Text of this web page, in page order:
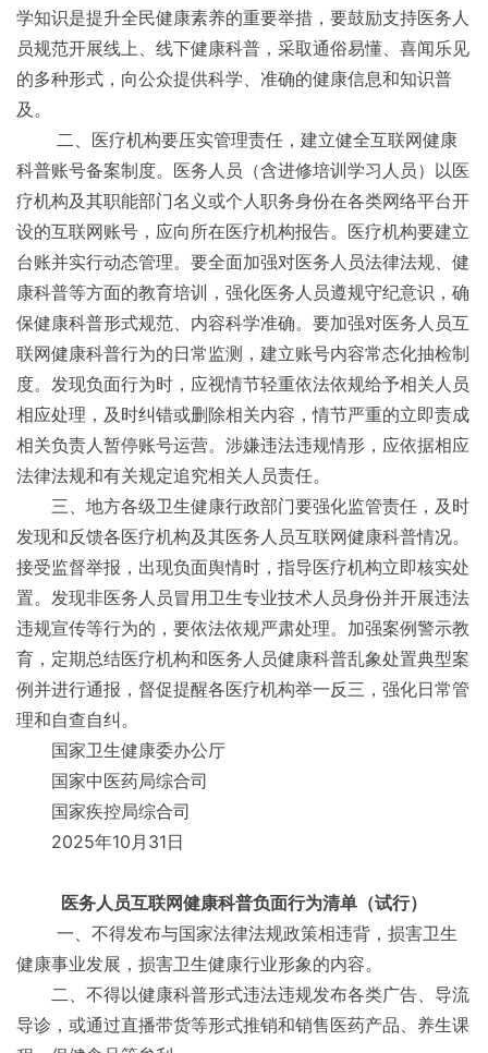
学知识是提升全民健康素养的重要举措，要鼓励支持医务人
员规范开展线上、线下健康科普，采取通俗易懂、喜闻乐见
的多种形式，向公众提供科学、准确的健康信息和知识普
及。
二、医疗机构要压实管理责任，建立健全互联网健康
科普账号备案制度。医务人员（含进修培训学习人员）以医
疗机构及其职能部门名义或个人职务身份在各类网络平台开
设的互联网账号，应向所在医疗机构报告。医疗机构要建立
台账并实行动态管理。要全面加强对医务人员法律法规、健
康科普等方面的教育培训，强化医务人员遵规守纪意识，确
保健康科普形式规范、内容科学准确。要加强对医务人员互
联网健康科普行为的日常监测，建立账号内容常态化抽检制
度。发现负面行为时，应视情节轻重依法依规给予相关人员
相应处理，及时纠错或删除相关内容，情节严重的立即责成
相关负责人暂停账号运营。涉嫌违法违规情形，应依据相应
法律法规和有关规定追究相关人员责任。
三、地方各级卫生健康行政部门要强化监管责任，及时
发现和反馈各医疗机构及其医务人员互联网健康科普情况。
接受监督举报，出现负面舆情时，指导医疗机构立即核实处
置。发现非医务人员冒用卫生专业技术人员身份并开展违法
违规宣传等行为的，要依法依规严肃处理。加强案例警示教
育，定期总结医疗机构和医务人员健康科普乱象处置典型案
例并进行通报，督促提醒各医疗机构举一反三，强化日常管
理和自查自纠。
国家卫生健康委办公厅
国家中医药局综合司
国家疾控局综合司
2025年10月31日
医务人员互联网健康科普负面行为清单（试行）
一、不得发布与国家法律法规政策相违背，损害卫生
健康事业发展，损害卫生健康行业形象的内容。
二、不得以健康科普形式违法违规发布各类广告、导流
导诊，或通过直播带货等形式推销和销售医药产品、养生课